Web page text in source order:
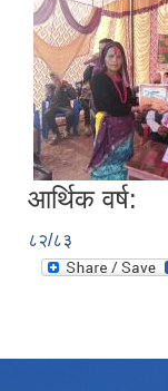
आर्थिक वर्ष:
८२/८३